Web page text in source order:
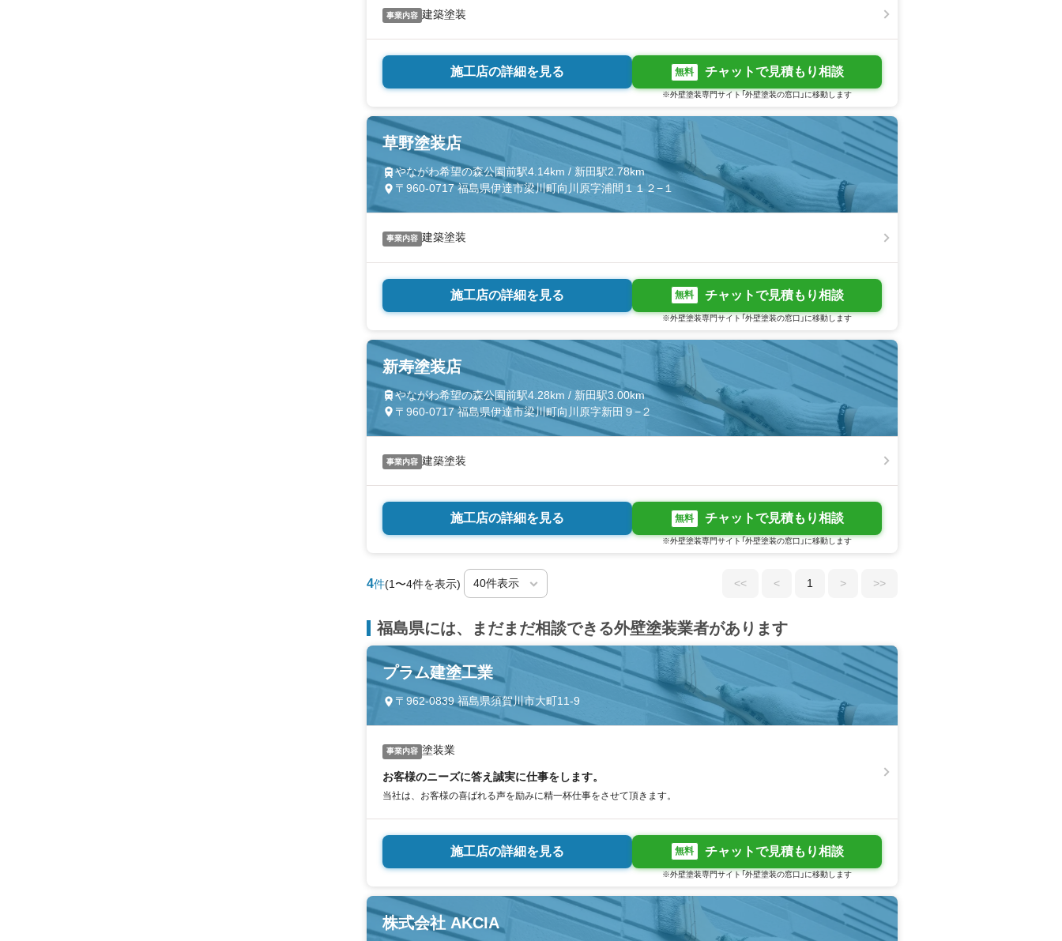
事業内容 建築塗装
施工店の詳細を見る 無料 チャットで見積もり相談
※外壁塗装専門サイト「外壁塗装の窓口」に移動します
草野塗装店
やながわ希望の森公園前駅4.14km / 新田駅2.78km
〒960-0717 福島県伊達市梁川町向川原字浦間１１２−１
事業内容 建築塗装
施工店の詳細を見る 無料 チャットで見積もり相談
※外壁塗装専門サイト「外壁塗装の窓口」に移動します
新寿塗装店
やながわ希望の森公園前駅4.28km / 新田駅3.00km
〒960-0717 福島県伊達市梁川町向川原字新田９−２
事業内容 建築塗装
施工店の詳細を見る 無料 チャットで見積もり相談
※外壁塗装専門サイト「外壁塗装の窓口」に移動します
4件(1〜4件を表示) << < 1 > >>
福島県には、まだまだ相談できる外壁塗装業者があります
プラム建塗工業
〒962-0839 福島県須賀川市大町11-9
事業内容 塗装業
お客様のニーズに答え誠実に仕事をします。
当社は、お客様の喜ばれる声を励みに精一杯仕事をさせて頂きます。
施工店の詳細を見る 無料 チャットで見積もり相談
※外壁塗装専門サイト「外壁塗装の窓口」に移動します
株式会社 AKCIA